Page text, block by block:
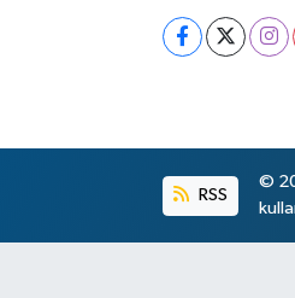
RSS
©